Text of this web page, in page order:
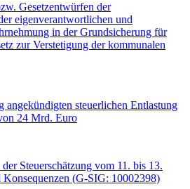
Gesetzentwürfen der
eigenverantwortlichen und
in der Grundsicherung für
zur Verstetigung der kommunalen
steuerlichen Entlastung
24 Mrd. Euro
Steuerschätzung vom 11. bis 13.
(G-SIG: 10002398)